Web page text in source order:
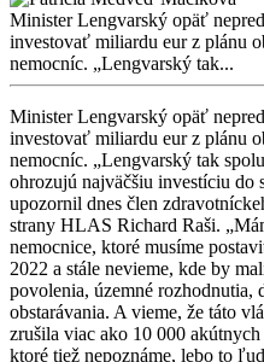
Minister Lengvarský opäť
investovať miliardu eur z plánu
nemocníc. „Lengvarský tak...
Minister Lengvarský opäť
investovať miliardu eur z plánu
nemocníc. „Lengvarský tak
ohrozujú najväčšiu investíciu do
upozornil dnes člen
strany HLAS Richard Raši.
nemocnice, ktoré musíme
2022 a stále nevieme, kde by
povolenia, územné rozhodnutia,
obstarávania. A vieme, že táto
zrušila viac ako 10 000
ktoré tiež nepoznáme, lebo to